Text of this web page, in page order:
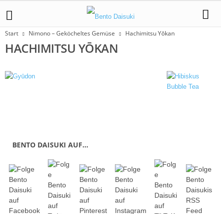
Start Nimono – Geköcheltes Gemüse Hachimitsu Yōkan
HACHIMITSU YŌKAN
BENTO DAISUKI AUF…